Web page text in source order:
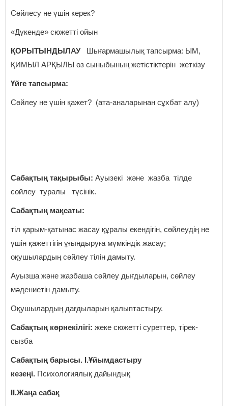
Сөйлесу не үшін керек?
«Дүкенде» сюжетті ойын
ҚОРЫТЫНДЫЛАУШығармашылық тапсырма: ЫМ,
ҚИМЫЛ АРҚЫЛЫ өз сыныбының жетістіктерін жеткізу
Үйге тапсырма:
Сөйлеу не үшін қажет? (ата-аналарынан сұхбат алу)
Сабақтың тақырыбы: Ауызекі және жазба тілде
сөйлеу туралы түсінік.
Сабақтың мақсаты:
тіл қарым-қатынас жасау құралы екендігін, сөйлеудің не
үшін қажеттігін ұғындыруға мүмкіндік жасау;
оқушылардың сөйлеу тілін дамыту.
Ауызша және жазбаша сөйлеу дығдыларын, сөйлеу
мәдениетін дамыту.
Оқушылардың дағдыларын қалыптастыру.
Сабақтың көрнекілігі: жеке сюжетті суреттер, тірек-
сызба
Сабақтың барысы. І.Ұйымдастыру
кезеңі. Психологиялық дайындық
ІІ.Жаңа сабақ